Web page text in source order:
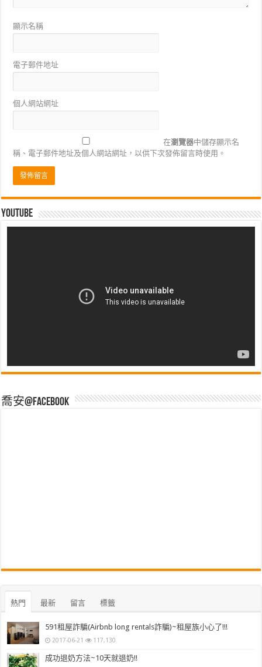
顯示名稱
電子郵件地址
個人網站網址
在瀏覽器中儲存顯示名
稱、電子郵件地址及個人網站網址，以供下次發佈留言時使用。
Youtube
喬安@Facebook
熱門 最新 留言 標籤
591租屋詐騙(Airbnb long rentals詐騙)~租屋族小心了!!!
2017-06-21 117,130
成功退奶方法~10天就退奶!!